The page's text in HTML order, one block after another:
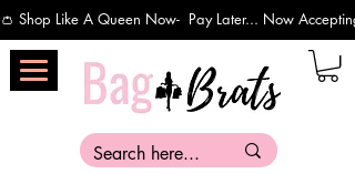
👛 Shop Like A Queen Now-  Pay Later... Now